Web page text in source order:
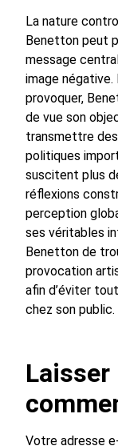
La nature
Benetton peut
message
image négative.
provoquer,
de vue son
transmettre
politiques
suscitent plus
réflexions
perception
ses véritables
Benetton de
provocation
afin d’éviter
chez son public.
Laisser
Votre adresse